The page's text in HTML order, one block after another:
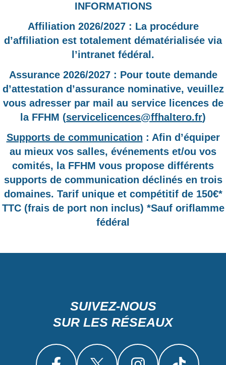
INFORMATIONS
Affiliation 2026/2027 : La procédure
d’affiliation est totalement dématérialisée via
l’intranet fédéral.
Assurance 2026/2027 : Pour toute demande
d’attestation d’assurance nominative, veuillez
vous adresser par mail au service licences de
la FFHM (servicelicences@ffhaltero.fr)
Supports de communication : Afin d’équiper
au mieux vos salles, événements et/ou vos
comités, la FFHM vous propose différents
supports de communication déclinés en trois
domaines. Tarif unique et compétitif de 150€*
TTC (frais de port non inclus) *Sauf oriflamme
fédéral
SUIVEZ-NOUS
SUR LES RÉSEAUX